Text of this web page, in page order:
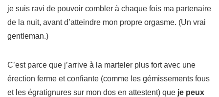
je suis ravi de pouvoir combler à chaque fois ma partenaire
de la nuit, avant d’atteindre mon propre orgasme. (Un vrai
gentleman.)
C’est parce que j’arrive à la marteler plus fort avec une
érection ferme et confiante (comme les gémissements fous
et les égratignures sur mon dos en attestent) que je peux